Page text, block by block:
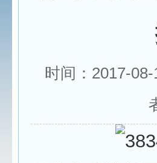
时间：2017-08-